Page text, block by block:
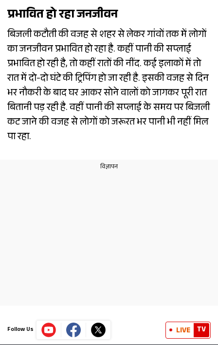
प्रभावित हो रहा जनजीवन
बिजली कटौती की वजह से शहर से लेकर गांवों तक में लोगों
का जनजीवन प्रभावित हो रहा है. कहीं पानी की सप्लाई
प्रभावित हो रही है, तो कहीं रातों की नींद. कई इलाकों में तो
रात में दो-दो घंटे की ट्रिपिंग हो जा रही है. इसकी वजह से दिन
भर नौकरी के बाद घर आकर सोने वालों को जागकर पूरी रात
बितानी पड़ रही है. वहीं पानी की सप्लाई के समय पर बिजली
कट जाने की वजह से लोगों को जरूरत भर पानी भी नहीं मिल
पा रहा.
Follow Us LIVE TV